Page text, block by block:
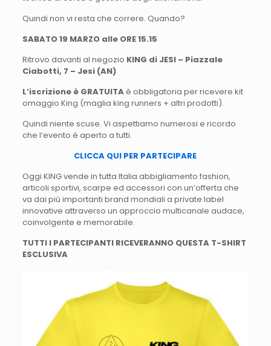
Quindi non vi resta che correre. Quando?
SABATO 19 MARZO alle ORE 15.15
Ritrovo davanti al negozio KING di JESI – Piazzale
Ciabotti, 7 – Jesi (AN)
L’iscrizione è GRATUITAè obbligatoria per ricevere kit
omaggio King (maglia king runners + altri prodotti).
Quindi niente scuse. Vi aspettiamo numerosi e ricordo
che l’evento è aperto a tutti.
CLICCA QUI PER PARTECIPARE
Oggi KING vende in tutta Italia abbigliamento fashion,
articoli sportivi, scarpe ed accessori con un’offerta che
va dai più importanti brand mondiali a private label
innovative attraverso un approccio multicanale audace,
coinvolgente e memorabile.
TUTTI I PARTECIPANTI RICEVERANNO QUESTA T-SHIRT
ESCLUSIVA